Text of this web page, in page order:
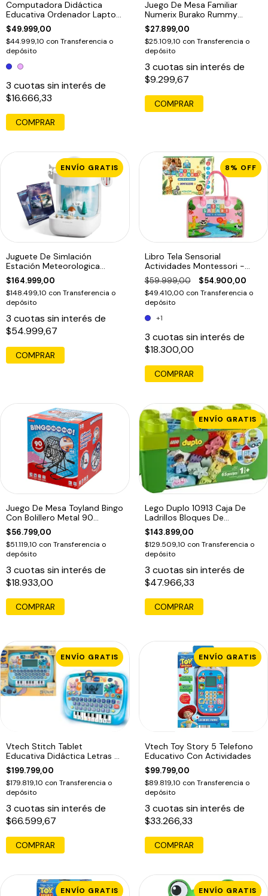
Computadora Didáctica
Educativa Ordenador Laptop
Infantil
$49.999,00
$44.999,10 con Transferencia o
depósito
3 cuotas sin interés de
$16.666,33
COMPRAR
Juego De Mesa Familiar
Numerix Burako Rummy
Clasico
$27.899,00
$25.109,10 con Transferencia o
depósito
3 cuotas sin interés de
$9.299,67
ENVÍO GRATIS
Juguete De Simlación
Estación Meteorologica
Educativo Blanco
$164.999,00
$148.499,10 con Transferencia o
depósito
3 cuotas sin interés de
$54.999,67
8% OFF
Libro Tela Sensorial
Actividades Montessori -
Estimulacion temprana
$59.999,00 $54.900,00
$49.410,00 con Transferencia o
depósito
+1
3 cuotas sin interés de
$18.300,00
COMPRAR
Juego De Mesa Toyland Bingo
Con Bolillero Metal 90
Numeros
$56.799,00
$51.119,10 con Transferencia o
depósito
3 cuotas sin interés de
$18.933,00
ENVÍO GRATIS
Lego Duplo 10913 Caja De
Ladrillos Bloques De
Construcción
$143.899,00
$129.509,10 con Transferencia o
depósito
3 cuotas sin interés de
$47.966,33
COMPRAR
ENVÍO GRATIS
Vtech Stitch Tablet
Educativa Didáctica Letras Y
Numeros
$199.799,00
$179.819,10 con Transferencia o
depósito
3 cuotas sin interés de
$66.599,67
COMPRAR
ENVÍO GRATIS
Vtech Toy Story 5 Telefono
Educativo Con Actividades
$99.799,00
$89.819,10 con Transferencia o
depósito
3 cuotas sin interés de
$33.266,33
COMPRAR
ENVÍO GRATIS ENVÍO GRATIS